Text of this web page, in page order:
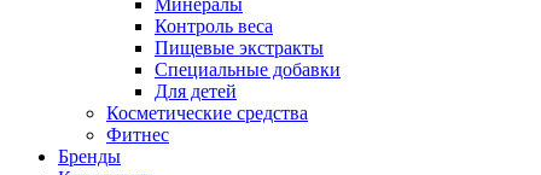
Минералы
Контроль веса
Пищевые экстракты
Специальные добавки
Для детей
Косметические средства
Фитнес
Бренды